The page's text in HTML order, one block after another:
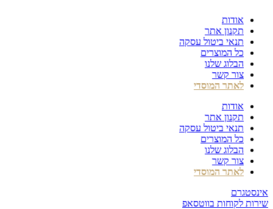
לתוכן
אודות
תקנון אתר
תנאי ביטול עסקה
כל המוצרים
הבלוג שלנו
צור קשר
לאתר המוסדי
אודות
תקנון אתר
תנאי ביטול עסקה
כל המוצרים
הבלוג שלנו
צור קשר
לאתר המוסדי
אינסטגרם
שירות לקוחות בווטסאפ